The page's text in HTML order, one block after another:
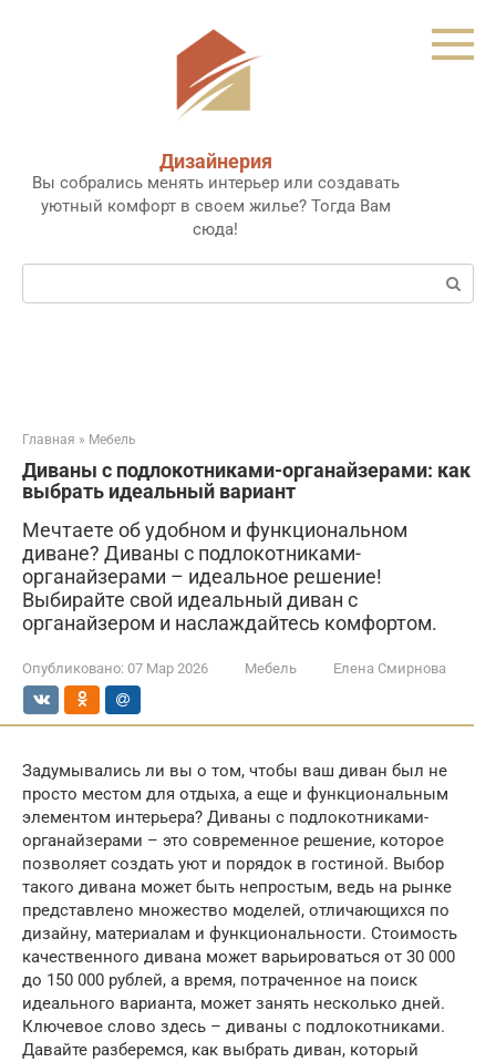
Дизайнерия
Вы собрались менять интерьер или создавать
уютный комфорт в своем жилье? Тогда Вам
сюда!
Поиск:
Главная » Мебель
Диваны с подлокотниками-органайзерами: как
выбрать идеальный вариант
Мечтаете об удобном и функциональном
диване? Диваны с подлокотниками-
органайзерами – идеальное решение!
Выбирайте свой идеальный диван с
органайзером и наслаждайтесь комфортом.
Опубликовано: 07 Мар 2026 Мебель Елена Смирнова
Задумывались ли вы о том, чтобы ваш диван был не
просто местом для отдыха, а еще и функциональным
элементом интерьера? Диваны с подлокотниками-
органайзерами – это современное решение, которое
позволяет создать уют и порядок в гостиной. Выбор
такого дивана может быть непростым, ведь на рынке
представлено множество моделей, отличающихся по
дизайну, материалам и функциональности. Стоимость
качественного дивана может варьироваться от 30 000
до 150 000 рублей, а время, потраченное на поиск
идеального варианта, может занять несколько дней.
Ключевое слово здесь – диваны с подлокотниками.
Давайте разберемся, как выбрать диван, который